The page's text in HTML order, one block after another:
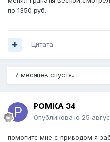
по 1350 руб.
Цитата
7 месяцев спустя...
РОМКА 34
Опубликовано 25
помогите мне с приводом я